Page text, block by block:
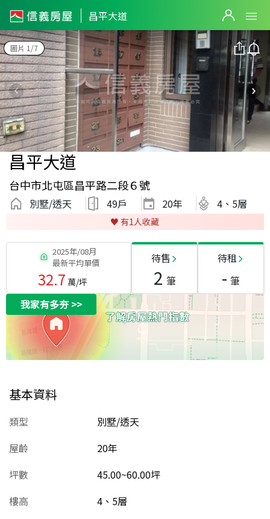
昌平大道
圖片 1/7
昌平大道
台中市北屯區昌平路二段６號
別墅/透天 49戶 20年 4、5層
♥️ 有1 人收藏
2025年/08月
最新平均單價
32.7 萬/坪
待售
2 筆
待租
- 筆
我家有多夯>>
基本資料
類型
別墅/透天
屋齡
20年
坪數
45.00~60.00坪
樓高
4、5層